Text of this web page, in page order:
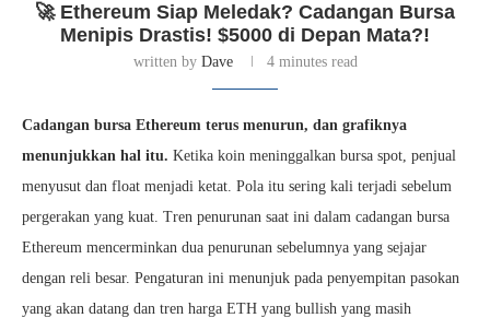
🚀 Ethereum Siap Meledak? Cadangan Bursa
Menipis Drastis! $5000 di Depan Mata?!
written by Dave 4 minutes read
Cadangan bursa Ethereum terus menurun, dan grafiknya
menunjukkan hal itu. Ketika koin meninggalkan bursa spot, penjual
menyusut dan float menjadi ketat. Pola itu sering kali terjadi sebelum
pergerakan yang kuat. Tren penurunan saat ini dalam cadangan bursa
Ethereum mencerminkan dua penurunan sebelumnya yang sejajar
dengan reli besar. Pengaturan ini menunjuk pada penyempitan pasokan
yang akan datang dan tren harga ETH yang bullish yang masih